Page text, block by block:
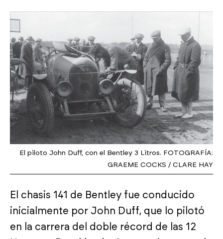
El piloto John Duff, con el Bentley 3 Litros. FOTOGRAFÍA:
GRAEME COCKS / CLARE HAY
El chasis 141 de Bentley fue conducido
inicialmente por John Duff, que lo pilotó
en la carrera del doble récord de las 12